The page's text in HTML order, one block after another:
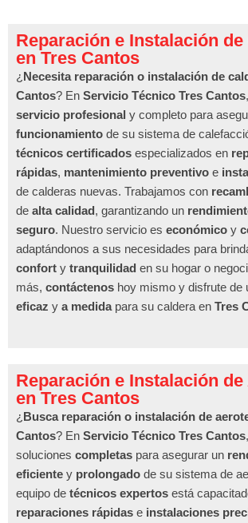
Reparación e Instalación
en Tres Cantos
¿ Necesita reparación o instalación de
Cantos? En Servicio Técnico Tres Cantos
servicio profesional y completo para
funcionamiento de su sistema de
técnicos certificados especializados en
rápidas, mantenimiento preventivo e
de calderas nuevas. Trabajamos con
de alta calidad, garantizando un
seguro. Nuestro servicio es económico y
adaptándonos a sus necesidades para
confort y tranquilidad en su hogar o
más, contáctenos hoy mismo y disfrute de
eficaz y a medidapara su caldera en Tres
Reparación e Instalación
en Tres Cantos
¿ Busca reparación o instalación de
Cantos? En Servicio Técnico Tres Cantos
soluciones completas para asegurar un
eficiente y prolongado de su sistema de
equipo de técnicos expertos está
reparaciones rápidas e instalaciones